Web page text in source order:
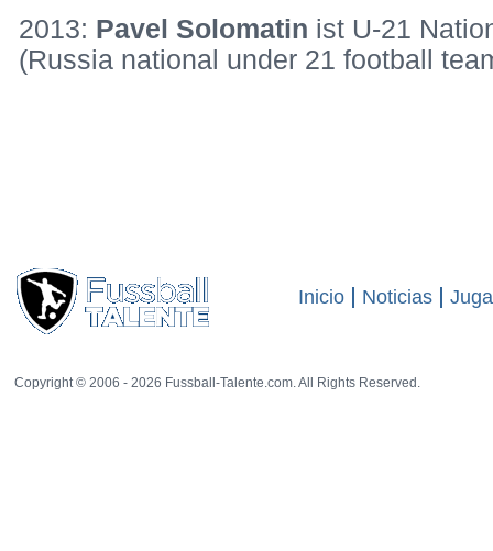
2013: Pavel Solomatin ist U-21
(Russia national under 21 football
Inicio Noticias
Copyright © 2006 - 2026 Fussball-Talente.com. All Rights Reserved.